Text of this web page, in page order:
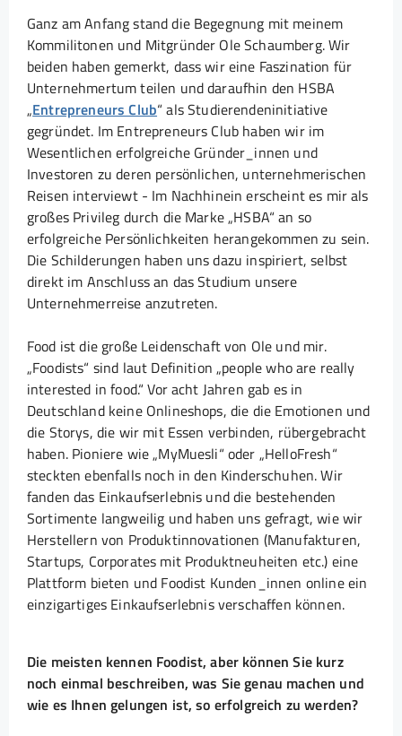
Ganz am Anfang stand die Begegnung mit meinem
Kommilitonen und Mitgründer Ole Schaumberg. Wir
beiden haben gemerkt, dass wir eine Faszination für
Unternehmertum teilen und daraufhin den HSBA
„Entrepreneurs Club“ als Studierendeninitiative
gegründet. Im Entrepreneurs Club haben wir im
Wesentlichen erfolgreiche Gründer_innen und
Investoren zu deren persönlichen, unternehmerischen
Reisen interviewt - Im Nachhinein erscheint es mir als
großes Privileg durch die Marke „HSBA“ an so
erfolgreiche Persönlichkeiten herangekommen zu sein.
Die Schilderungen haben uns dazu inspiriert, selbst
direkt im Anschluss an das Studium unsere
Unternehmerreise anzutreten.
Food ist die große Leidenschaft von Ole und mir.
„Foodists“ sind laut Definition „people who are really
interested in food.“ Vor acht Jahren gab es in
Deutschland keine Onlineshops, die die Emotionen und
die Storys, die wir mit Essen verbinden, rübergebracht
haben. Pioniere wie „MyMuesli“ oder „HelloFresh“
steckten ebenfalls noch in den Kinderschuhen. Wir
fanden das Einkaufserlebnis und die bestehenden
Sortimente langweilig und haben uns gefragt, wie wir
Herstellern von Produktinnovationen (Manufakturen,
Startups, Corporates mit Produktneuheiten etc.) eine
Plattform bieten und Foodist Kunden_innen online ein
einzigartiges Einkaufserlebnis verschaffen können.
Die meisten kennen Foodist, aber können Sie kurz
noch einmal beschreiben, was Sie genau machen und
wie es Ihnen gelungen ist, so erfolgreich zu werden?